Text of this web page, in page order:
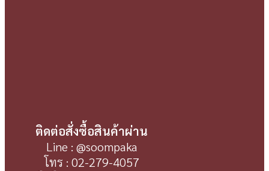
ติดต่อสั่งซื้อสินค้าผ่าน
Line : @soompaka
โทร : 02-279-4057